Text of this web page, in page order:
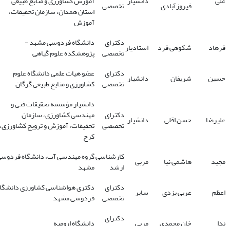
فیروزآبادی تخصصی استان همدان، سازمان تحقیقات،
آموزش
فرهاد
شکوهی فرد استادیاردکترای
تخصصی
دانشگاه فردوسی مشهد -
پژوهشکده علوم گیاهی
حسین
شریفان دانشیار دکترای
تخصصی
عضو هیات علمی دانشگاه علوم
کشاورزی و منابع طبیعی گرگان
علیرضا حسن اقلی دانشیار دکترای
تخصصی
دانشیار مؤسسه تحقیقات فنی و
مهندسی کشاورزی، سازمان
تحقیقات، آموزش و ترویج کشاورزی،
کرج
مجید
هاشمی نیا مربی کارشناسی
ارشد
گروه مهندسی آب، دانشگاه
مشهد
اعظم
عربی یزدی سایر دکترای
تخصصی
دکتری هواشناسی کشاورزی
فردوسی مشهد
دکترای